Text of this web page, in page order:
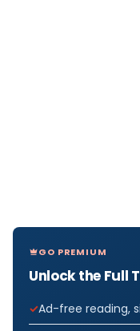
GO PREMIUM
Unlock the Full
Ad-free reading,